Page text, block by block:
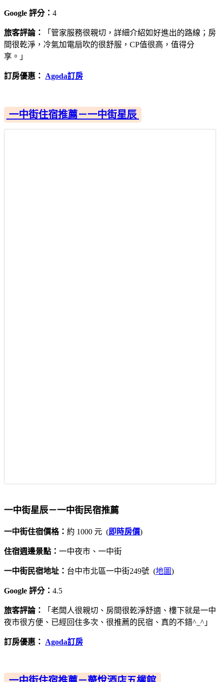
Google 評分： 4
旅客評論：
「管家服務很親切，詳細介紹如好進出的路線；房
間很乾淨，冷氣加電扇吹的很舒服，CP值很高，值得分
享。」
訂房優惠： Agoda訂房
一中街住宿推薦－一中街星辰
一中街星辰－一中街民宿推薦
一中街住宿價格： 約 1000 元 (即時房價)
住宿週邊景點： 一中夜市、一中街
一中街民宿地址： 台中市北區一中街249號 (地圖)
Google 評分： 4.5
旅客評論：
「老闆人很親切、房間很乾淨舒適、樓下就是一中
夜市很方便、已經回住多次、很推薦的民宿、真的不錯^_^」
訂房優惠： Agoda訂房